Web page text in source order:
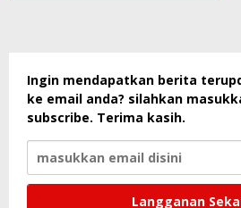
Ingin mendapatkan berita
ke email anda? silahkan
subscribe. Terima kasih.